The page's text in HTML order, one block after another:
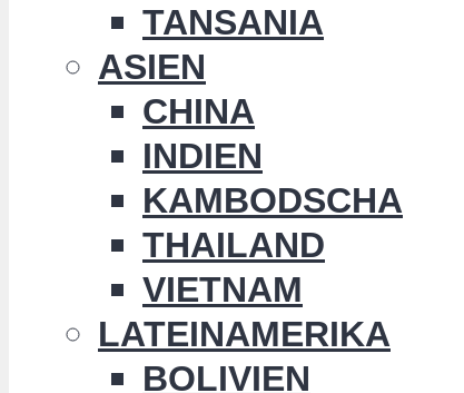
TANSANIA
ASIEN
CHINA
INDIEN
KAMBODSCHA
THAILAND
VIETNAM
LATEINAMERIKA
BOLIVIEN